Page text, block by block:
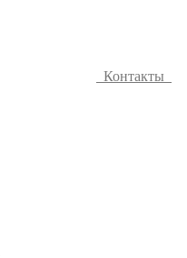
Контакты